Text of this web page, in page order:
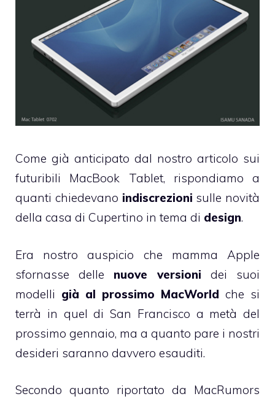
Come già anticipato dal nostro articolo sui
futuribili MacBook Tablet, rispondiamo a
quanti chiedevano indiscrezioni sulle novità
della casa di Cupertino in tema di design.
Era nostro auspicio che mamma Apple
sfornasse delle nuove versioni dei suoi
modelli già al prossimo MacWorld che si
terrà in quel di San Francisco a metà del
prossimo gennaio, ma a quanto pare i nostri
desideri saranno davvero esauditi.
Secondo quanto riportato da MacRumors